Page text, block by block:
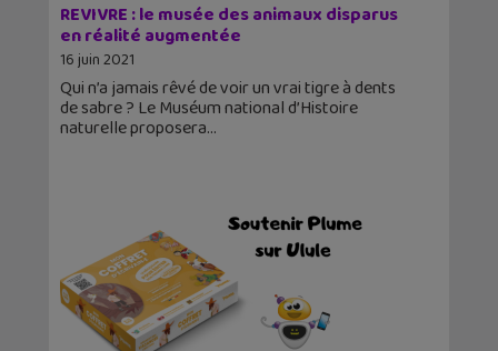
REVIVRE : le musée des animaux disparus
en réalité augmentée
16 juin 2021
Qui n’a jamais rêvé de voir un vrai tigre à dents
de sabre ? Le Muséum national d’Histoire
naturelle proposera